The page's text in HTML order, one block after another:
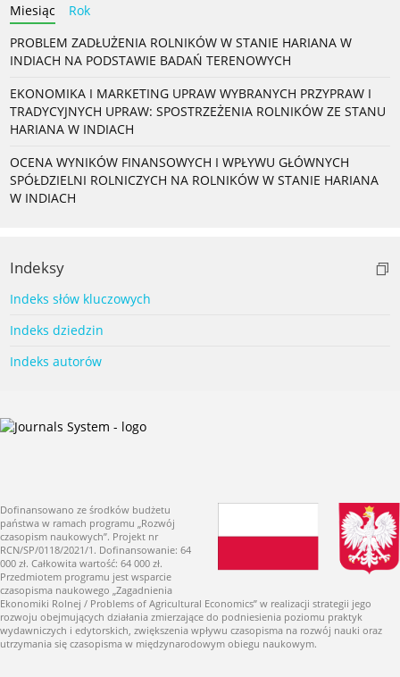
Miesiąc
Rok
PROBLEM ZADŁUŻENIA ROLNIKÓW W STANIE HARIANA W
INDIACH NA PODSTAWIE BADAŃ TERENOWYCH
EKONOMIKA I MARKETING UPRAW WYBRANYCH PRZYPRAW I
TRADYCYJNYCH UPRAW: SPOSTRZEŻENIA ROLNIKÓW ZE STANU
HARIANA W INDIACH
OCENA WYNIKÓW FINANSOWYCH I WPŁYWU GŁÓWNYCH
SPÓŁDZIELNI ROLNICZYCH NA ROLNIKÓW W STANIE HARIANA
W INDIACH
Indeksy
Indeks słów kluczowych
Indeks dziedzin
Indeks autorów
Dofinansowano ze środków budżetu
państwa w ramach programu „Rozwój
czasopism naukowych”. Projekt nr
RCN/SP/0118/2021/1. Dofinansowanie: 64
000 zł. Całkowita wartość: 64 000 zł.
Przedmiotem programu jest wsparcie
czasopisma naukowego „Zagadnienia
Ekonomiki Rolnej / Problems of Agricultural Economics” w realizacji strategii jego
rozwoju obejmujących działania zmierzające do podniesienia poziomu praktyk
wydawniczych i edytorskich, zwiększenia wpływu czasopisma na rozwój nauki oraz
utrzymania się czasopisma w międzynarodowym obiegu naukowym.